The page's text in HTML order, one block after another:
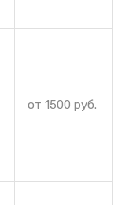
от 1500 руб.